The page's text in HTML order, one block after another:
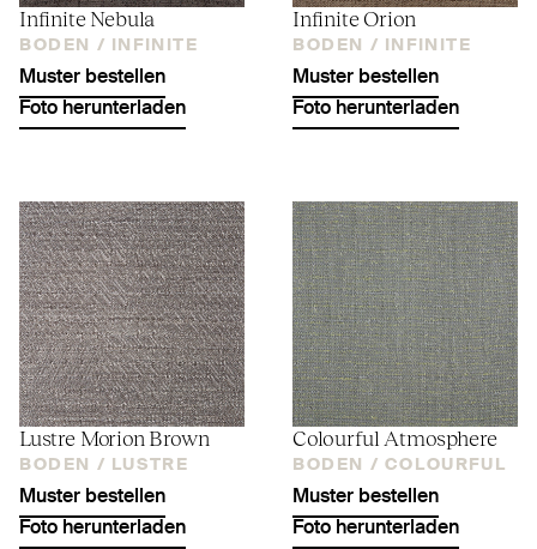
Infinite Nebula
BODEN / INFINITE
Muster bestellen
Foto herunterladen
Infinite Orion
BODEN / INFINITE
Muster bestellen
Foto herunterladen
Lustre Morion Brown
BODEN / LUSTRE
Muster bestellen
Foto herunterladen
Colourful Atmosphere
BODEN / COLOURFUL
Muster bestellen
Foto herunterladen